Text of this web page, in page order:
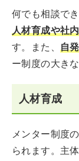
何でも相談で
人材育成や社
す。また、 自
ー制度の大き
人材育成
メンター制度
られます。主